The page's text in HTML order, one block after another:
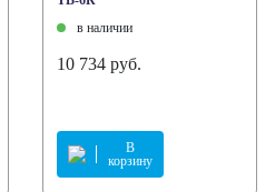
в наличии
10 734 руб.
В
корзину